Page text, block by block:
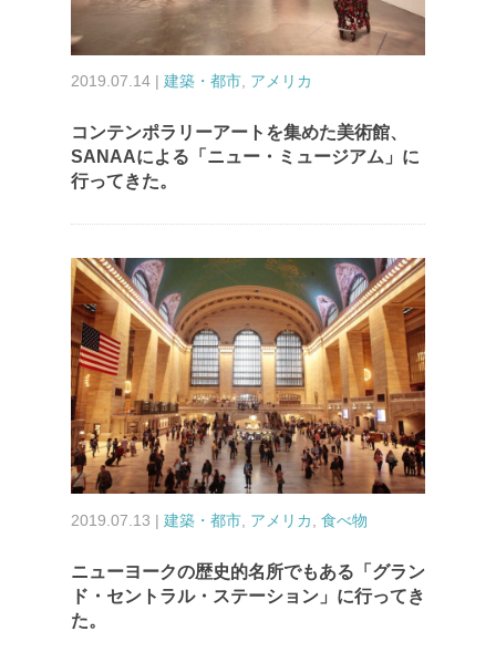
2019.07.14 | 建築・都市 アメリカ
コンテンポラリーアートを集めた美術館、
SANAAによる「ニュー・ミュージアム」に
行ってきた。
2019.07.13 | 建築・都市 アメリカ 食べ物
ニューヨークの歴史的名所でもある「グラン
ド・セントラル・ステーション」に行ってき
た。